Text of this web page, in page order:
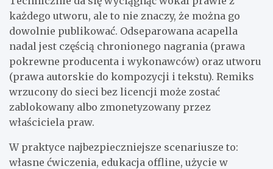
każdego utworu, ale to nie znaczy, że można go
dowolnie publikować. Odseparowana acapella
nadal jest częścią chronionego nagrania (prawa
pokrewne producenta i wykonawców) oraz utworu
(prawa autorskie do kompozycji i tekstu). Remiks
wrzucony do sieci bez licencji może zostać
zablokowany albo zmonetyzowany przez
właściciela praw.
W praktyce najbezpieczniejsze scenariusze to:
własne ćwiczenia, edukacja offline, użycie w